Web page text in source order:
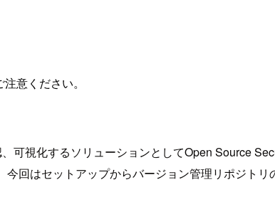
意ください。
視化するソリューションとしてOpen Source
回はセットアップからバージョン管理リポジト